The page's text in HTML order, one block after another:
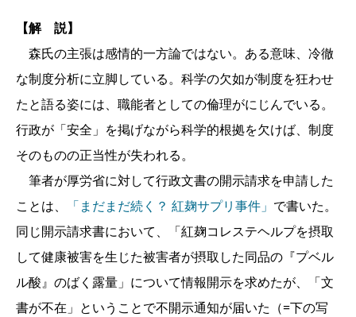
【解 説】
森氏の主張は感情的一方論ではない。ある意味、冷徹
な制度分析に立脚している。科学の欠如が制度を狂わせ
たと語る姿には、職能者としての倫理がにじんでいる。
行政が「安全」を掲げながら科学的根拠を欠けば、制度
そのものの正当性が失われる。
筆者が厚労省に対して行政文書の開示請求を申請した
ことは、
「まだまだ続く？ 紅麹サプリ事件」 で書いた。
同じ開示請求書において、「紅麹コレステヘルプを摂取
して健康被害を生じた被害者が摂取した同品の『プベル
ル酸』のばく露量」について情報開示を求めたが、「文
書が不在」ということで不開示通知が届いた（=下の写